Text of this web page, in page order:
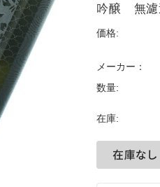
吟醸 無
価格:
メーカー：
数量:
在庫: